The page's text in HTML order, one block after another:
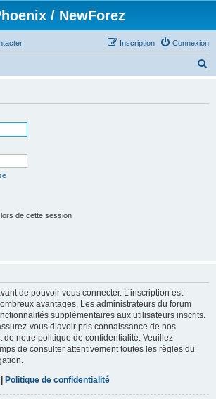
/ NewForez
Connexion
Inscription
de cette session
de pouvoir vous connecter. L’inscription est
avantages. Les administrateurs du forum
supplémentaires aux utilisateurs inscrits.
vous d’avoir pris connaissance de nos
de notre politique de confidentialité. Veuillez
de consulter attentivement toutes les règles du
| Politique de confidentialité